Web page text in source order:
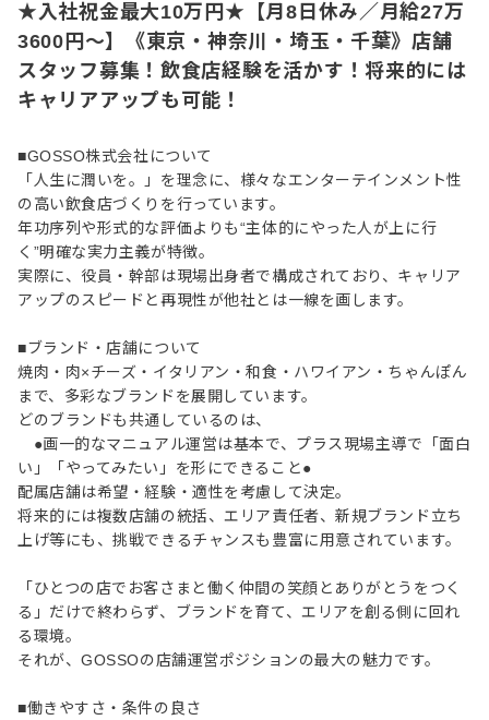
★入社祝金最大10万円★【月8日休み／月給27万
3600円～】《東京・神奈川・埼玉・千葉》店舗
スタッフ募集！飲食店経験を活かす！将来的には
キャリアアップも可能！
■GOSSO株式会社について
「人生に潤いを。」を理念に、様々なエンターテインメント性
の高い飲食店づくりを行っています。
年功序列や形式的な評価よりも“主体的にやった人が上に行
く”明確な実力主義が特徴。
実際に、役員・幹部は現場出身者で構成されており、キャリア
アップのスピードと再現性が他社とは一線を画します。
■ブランド・店舗について
焼肉・肉×チーズ・イタリアン・和食・ハワイアン・ちゃんぽん
まで、多彩なブランドを展開しています。
どのブランドも共通しているのは、
●画一的なマニュアル運営は基本で、プラス現場主導で「面白
い」「やってみたい」を形にできること●
配属店舗は希望・経験・適性を考慮して決定。
将来的には複数店舗の統括、エリア責任者、新規ブランド立ち
上げ等にも、挑戦できるチャンスも豊富に用意されています。
「ひとつの店でお客さまと働く仲間の笑顔とありがとうをつく
る」だけで終わらず、ブランドを育て、エリアを創る側に回れ
る環境。
それが、GOSSOの店舗運営ポジションの最大の魅力です。
■働きやすさ・条件の良さ